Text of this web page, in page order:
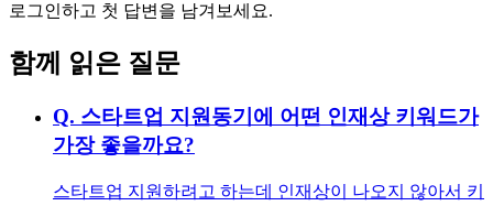
로그인하고 첫 답변을 남겨보세요.
함께 읽은 질문
Q. 스타트업 지원동기에 어떤 인재상 키워드가
가장 좋을까요?
스타트업 지원하려고 하는데 인재상이 나오지 않아서 키